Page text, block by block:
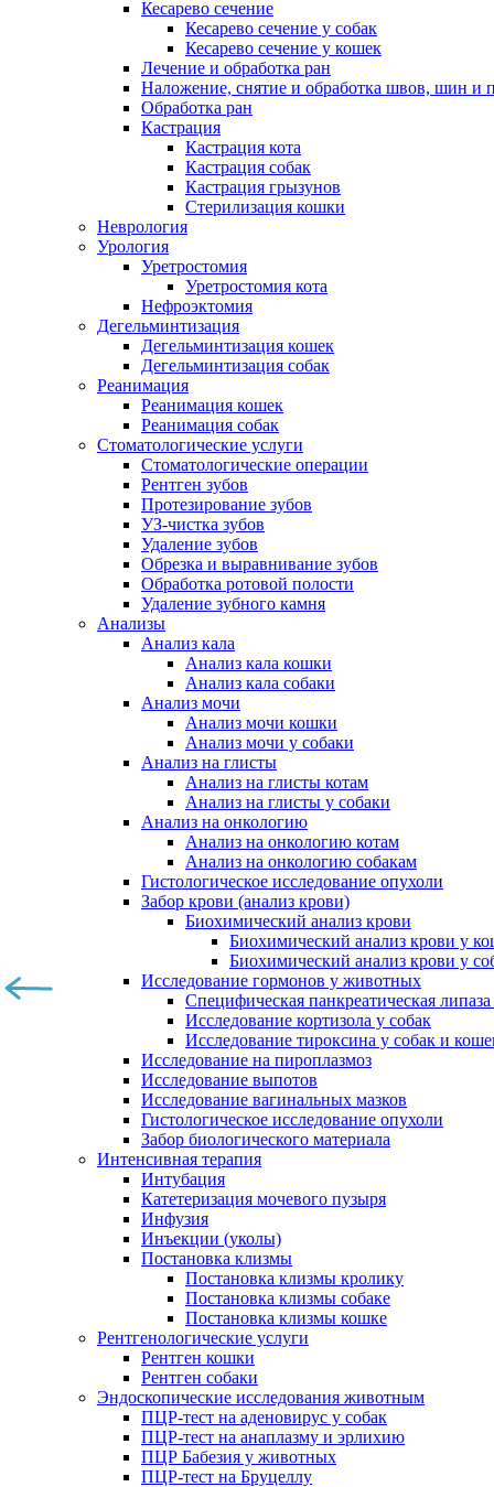
Кесарево сечение
Кесарево сечение у собак
Кесарево сечение у кошек
Лечение и обработка ран
Наложение, снятие и обработка швов, шин и
Обработка ран
Кастрация
Кастрация кота
Кастрация собак
Кастрация грызунов
Стерилизация кошки
Неврология
Урология
Уретростомия
Уретростомия кота
Нефроэктомия
Дегельминтизация
Дегельминтизация кошек
Дегельминтизация собак
Реанимация
Реанимация кошек
Реанимация собак
Стоматологические услуги
Стоматологические операции
Рентген зубов
Протезирование зубов
УЗ-чистка зубов
Удаление зубов
Обрезка и выравнивание зубов
Обработка ротовой полости
Удаление зубного камня
Анализы
Анализ кала
Анализ кала кошки
Анализ кала собаки
Анализ мочи
Анализ мочи кошки
Анализ мочи у собаки
Анализ на глисты
Анализ на глисты котам
Анализ на глисты у собаки
Анализ на онкологию
Анализ на онкологию котам
Анализ на онкологию собакам
Гистологическое исследование опухоли
Забор крови (анализ крови)
Биохимический анализ крови
Биохимический анализ крови у
Биохимический анализ крови у
Исследование гормонов у животных
Специфическая панкреатическая
Исследование кортизола у собак
Исследование тироксина у собак и
Исследование на пироплазмоз
Исследование выпотов
Исследование вагинальных мазков
Гистологическое исследование опухоли
Забор биологического материала
Интенсивная терапия
Интубация
Катетеризация мочевого пузыря
Инфузия
Инъекции (уколы)
Постановка клизмы
Постановка клизмы кролику
Постановка клизмы собаке
Постановка клизмы кошке
Рентгенологические услуги
Рентген кошки
Рентген собаки
Эндоскопические исследования животным
ПЦР-тест на аденовирус у собак
ПЦР-тест на анаплазму и эрлихию
ПЦР Бабезия у животных
ПЦР-тест на Бруцеллу